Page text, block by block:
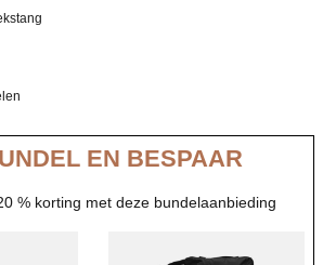
EN BESPAAR
% korting met deze bundelaanbieding